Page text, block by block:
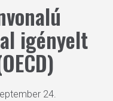
igényelt
24.